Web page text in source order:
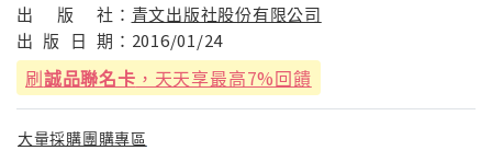
出
版 社： 青文出版社股份有限公司
出 版 日 期： 2016/01/24
刷誠品聯名卡 ，天天享最高7%回饋
大量採購團購專區